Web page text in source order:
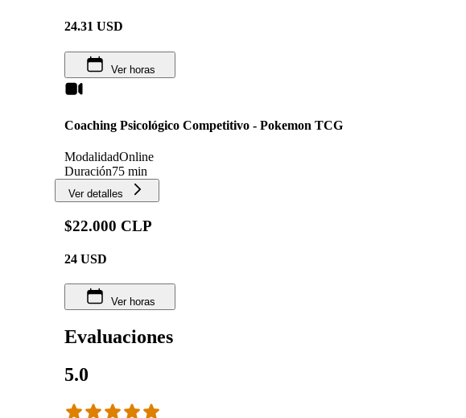
24.31 USD
Ver horas
Coaching Psicológico Competitivo - Pokemon TCG
ModalidadOnline
Duración75 min
Ver detalles
$22.000 CLP
24 USD
Ver horas
Evaluaciones
5.0